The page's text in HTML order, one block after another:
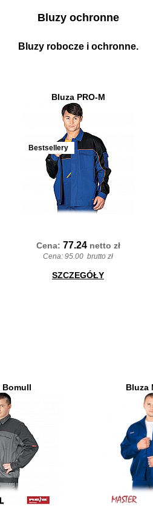
Bluzy ochronne
Bluzy robocze i ochronne.
Bluza PRO-M
Bestsellery
Cena: 77.24 netto zł
Cena: 95.00 brutto zł
SZCZEGÓŁY
Bomull Bluza